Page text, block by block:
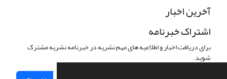
آخرین اخبار
اشتراک خبرنامه
برای دریافت اخبار و اطلاعیه های مهم نشریه در خبرنامه نشریه مشترک
شوید.